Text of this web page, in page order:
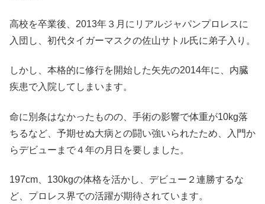
高校を卒業後、2013年３月にリアルジャパンプロレスに
入団し、初代タイガーマスクの佐山サトル氏に弟子入り。
しかし、本格的に修行を開始した矢先の2014年に、内臓
疾患で入院してしまいます。
命に別条はなかったものの、手術の影響で体重が10kg落
ちるなど、予期せぬ大病との闘い強いられたため、入門か
らデビューまで４年の月日を要しました。
197cm、130kgの体格を活かし、デビュー２連勝するな
ど、プロレス界での活躍が期待されています。